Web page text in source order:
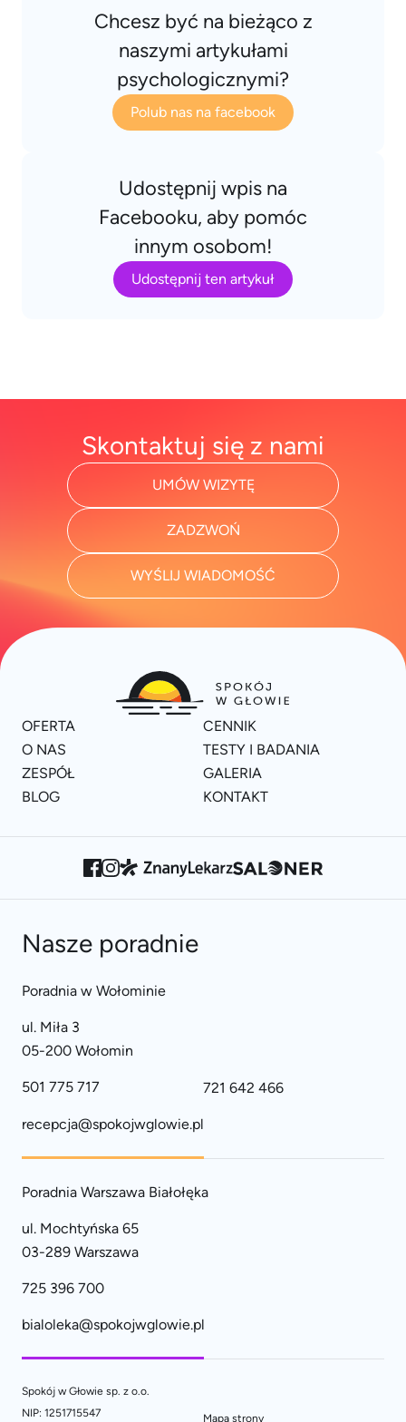
Chcesz być na bieżąco z
naszymi artykułami
psychologicznymi?
Polub nas na facebook
Udostępnij wpis na
Facebooku, aby pomóc
innym osobom!
Udostępnij ten artykuł
Skontaktuj się z nami
UMÓW WIZYTĘ
ZADZWOŃ
WYŚLIJ WIADOMOŚĆ
OFERTA
CENNIK
O NAS
TESTY I BADANIA
ZESPÓŁ
GALERIA
BLOG
KONTAKT
Nasze poradnie
Poradnia w Wołominie
ul. Miła 3
05-200 Wołomin
501 775 717 721 642 466
recepcja@spokojwglowie.pl
Poradnia Warszawa Białołęka
ul. Mochtyńska 65
03-289 Warszawa
725 396 700
bialoleka@spokojwglowie.pl
Spokój w Głowie sp. z o.o.
NIP: 1251715547
Mapa strony